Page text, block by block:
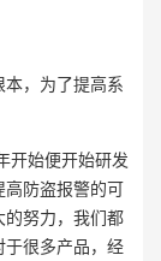
，为了提高系
开始便开始研发
防盗报警的可
努力，我们都
很多产品，经